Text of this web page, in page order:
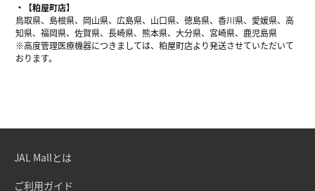
【粕屋町店】
鳥取県、島根県、岡山県、広島県、山口県、徳島県、香川県、愛媛県、高
知県、福岡県、佐賀県、長崎県、熊本県、大分県、宮崎県、鹿児島県
※高度管理医療機器につきましては、粕屋町店より発送させていただいて
おります。
JAL Mallとは
ご利用ガイド